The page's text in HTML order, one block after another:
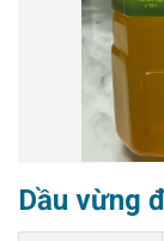
Dầu vừng